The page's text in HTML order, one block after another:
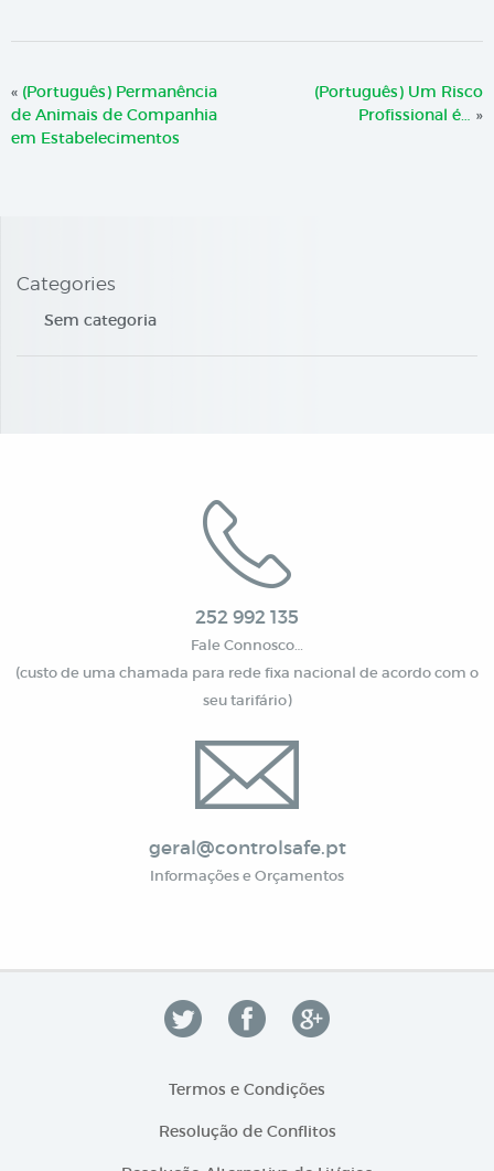
« (Português) Permanência
de Animais de Companhia
em Estabelecimentos
(Português) Um Risco
Profissional é… »
Categories
Sem categoria
252 992 135
Fale Connosco…
(custo de uma chamada para rede fixa nacional de acordo com o
seu tarifário)
geral@controlsafe.pt
Informações e Orçamentos
Termos e Condições
Resolução de Conflitos